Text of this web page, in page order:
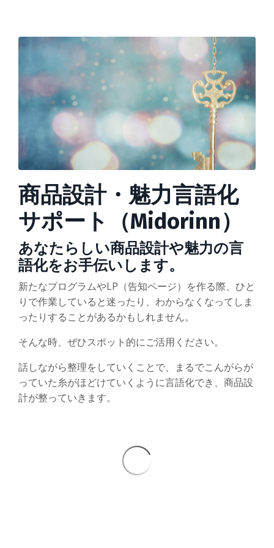
商品設計・魅力言語化
サポート（Midorinn）
あなたらしい商品設計や魅力の言
語化をお手伝いします。
新たなプログラムやLP（告知ページ）を作る際、ひと
りで作業していると迷ったり、わからなくなってしま
ったりすることがあるかもしれません。
そんな時、ぜひスポット的にご活用ください。
話しながら整理をしていくことで、まるでこんがらが
っていた糸がほどけていくように言語化でき、商品設
計が整っていきます。